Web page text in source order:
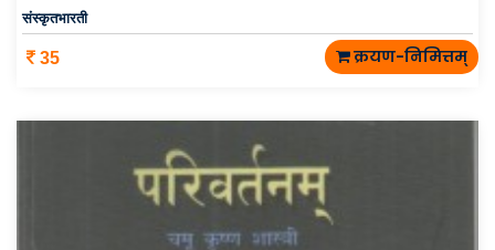
संस्कृतभारती
35 क्रयण-निमित्तम्